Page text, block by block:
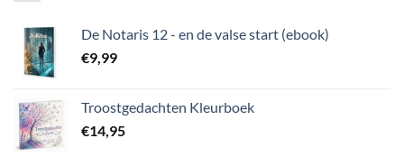
De Notaris 12 - en de valse start (ebook)
€9,99
Troostgedachten Kleurboek
€14,95